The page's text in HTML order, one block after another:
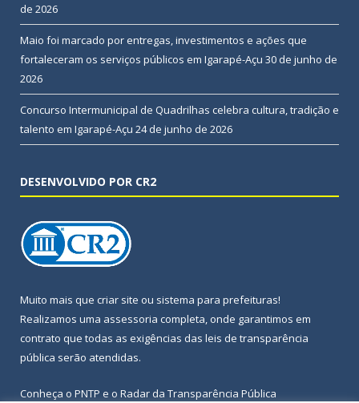
de 2026
Maio foi marcado por entregas, investimentos e ações que
fortaleceram os serviços públicos em Igarapé-Açu 30 de junho de
2026
Concurso Intermunicipal de Quadrilhas celebra cultura, tradição e
talento em Igarapé-Açu 24 de junho de 2026
DESENVOLVIDO POR CR2
Muito mais que criar site ou sistema para prefeituras!
Realizamos uma assessoria completa, onde garantimos em
contrato que todas as exigências das leis de transparência
pública serão atendidas.
Conheça o PNTP e o Radar da Transparência Pública